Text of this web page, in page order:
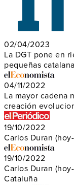
02/04/2023
La DGT pone en
pequeñas
04/11/2022
La mayor cadena
creación
19/10/2022
Carlos Duran
19/10/2022
Carlos Duran
Cataluña